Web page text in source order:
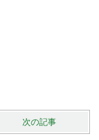
次の記事